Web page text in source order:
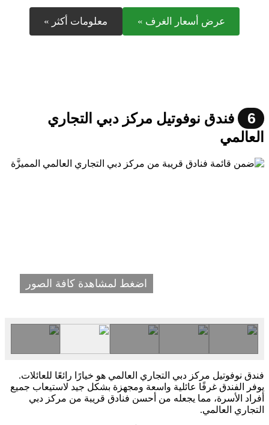
عرض أسعار الغرف » معلومات أكثر »
6
فندق نوفوتيل مركز دبي التجاري
العالمي
اضغط لمشاهدة كافة الصور
فندق نوفوتيل مركز دبي التجاري العالمي هو خيارًا رائعًا للعائلات.
يوفر الفندق غرفًا عائلية واسعة ومجهزة بشكل جيد لاستيعاب جميع
أفراد الأسرة، مما يجعله من أحسن فنادق قريبة من مركز دبي
التجاري العالمي.